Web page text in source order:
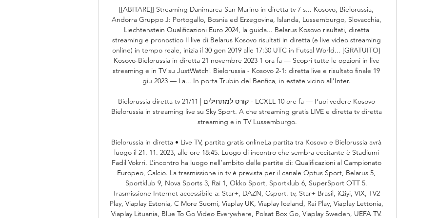
[[ABITARE]] Streaming Danimarca-San Marino in diretta tv 7 s... Kosovo, Bielorussia,
Andorra Gruppo J: Portogallo, Bosnia ed Erzegovina, Islanda, Lussemburgo, Slovacchia,
Liechtenstein Qualificazioni Euro 2024, la guida... Belarus Kosovo risultati, diretta
streaming e pronostico Il live di Belarus Kosovo risultati in diretta (e live video streaming
online) in tempo reale, inizia il 30 gen 2019 alle 17:30 UTC in Futsal World... [GRATUITO]
Kosovo-Bielorussia in diretta 21 novembre 2023 1 ora fa — Scopri tutte le opzioni in live
streaming e in TV su JustWatch! Bielorussia - Kosovo 2-1: diretta live e risultato finale 19
giu 2023 — La... In porta Trubin del Benfica, in estate vicino all'Inter.
Bielorussia diretta tv 21/11 | קורס למתחילים - ECXEL 10 ore fa — Puoi vedere Kosovo
Bielorussia in streaming live su Sky Sport. A che streaming gratis LIVE e diretta tv diretta
streaming e in TV Lussemburgo.
Bielorussia in diretta • Live TV, partita gratis onlineLa partita tra Kosovo e Bielorussia avrà
luogo il 21. 11. 2023, alle ore 18:45. Luogo di incontro che sembra eccitante è Stadiumi
Fadil Vokrri. L’incontro ha luogo nell’ambito delle partite di: Qualificazioni al Campionato
Europeo, Calcio. La trasmissione in tv è prevista per il canale Optus Sport, Belarus 5,
Sportklub 9, Nova Sports 3, Rai 1, Okko Sport, Sportklub 6, SuperSport OTT 5.
Trasmissione Internet accessibile a: Star+, DAZN, Csport. tv, Star+ Brasil, iQiyi, VIX, TV2
Play, Viaplay Estonia, C More Suomi, Viaplay UK, Viaplay Iceland, Rai Play, Viaplay Lettonia,
Viaplay Lituania, Blue To Go Video Everywhere, Polsat Box Go, Viaplay Sweden, UEFA TV.